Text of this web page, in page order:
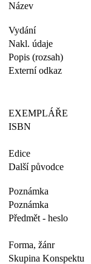
Název
Vydání
Nakl. údaje
Popis (rozsah)
Externí odkaz
EXEMPLÁŘE
ISBN
Edice
Další původce
Poznámka
Poznámka
Předmět - heslo
Forma, žánr
Skupina Konspektu